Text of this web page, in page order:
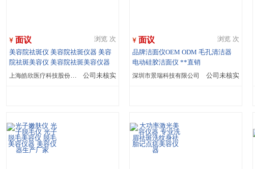
面议 浏览 次
美容院祛斑仪 美容院祛斑仪器 美容
院祛斑美容仪 美容院祛斑美容仪器
上海皓欣医疗科技股份有限公司 公司未核实
面议 浏览 次
品牌洁面仪OEM ODM 毛孔清洁器
电动硅胶洁面仪 **直销
深圳市景瑞科技有限公司 公司未核实